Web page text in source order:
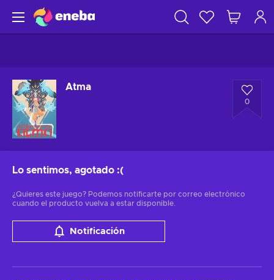
Atma
0
Lo sentimos, agotado :(
¿Quieres este juego? Podemos notificarte por correo electrónico
cuando el producto vuelva a estar disponible.
Notificación